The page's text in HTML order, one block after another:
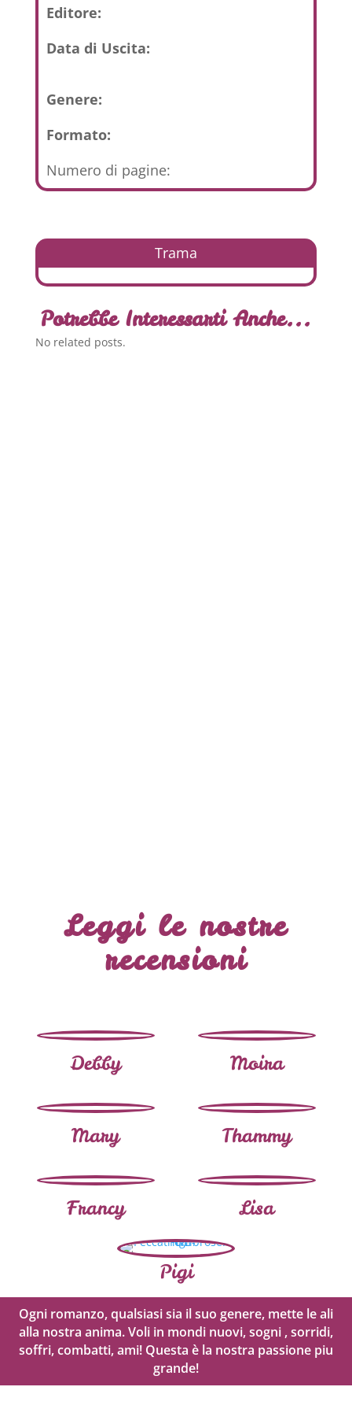
Editore:
Data di Uscita:
Genere:
Formato:
Numero di pagine:
Trama
Potrebbe Interessarti Anche...
No related posts.
Leggi le nostre
recensioni
Debby Moira
Mary Thammy
Francy Lisa
Pigi
Ogni romanzo, qualsiasi sia il suo genere, mette le ali
alla nostra anima. Voli in mondi nuovi, sogni , sorridi,
soffri, combatti, ami! Questa è la nostra passione piu
grande!